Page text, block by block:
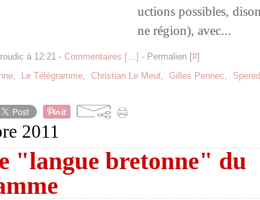
uctions possibles,
ne région), avec...
à 12:21 - Commentaires […] - Permalien [#]
, Le Télégramme, Christian Le Meut, Gilles Pennec,
2011
"langue bretonne" du